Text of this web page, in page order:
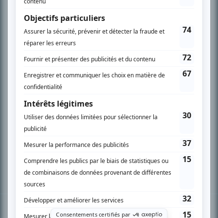
PLAN DU SITE
Accueil
Liste des oeuvres
Liste des comédiens
Recherche avancée
À propos
Nous contacter
Termes et conditions
Politique de confidentialité
Gestion du consentement